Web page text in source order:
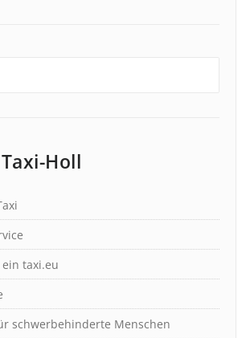
Holl
taxi.eu
schwerbehinderte Menschen